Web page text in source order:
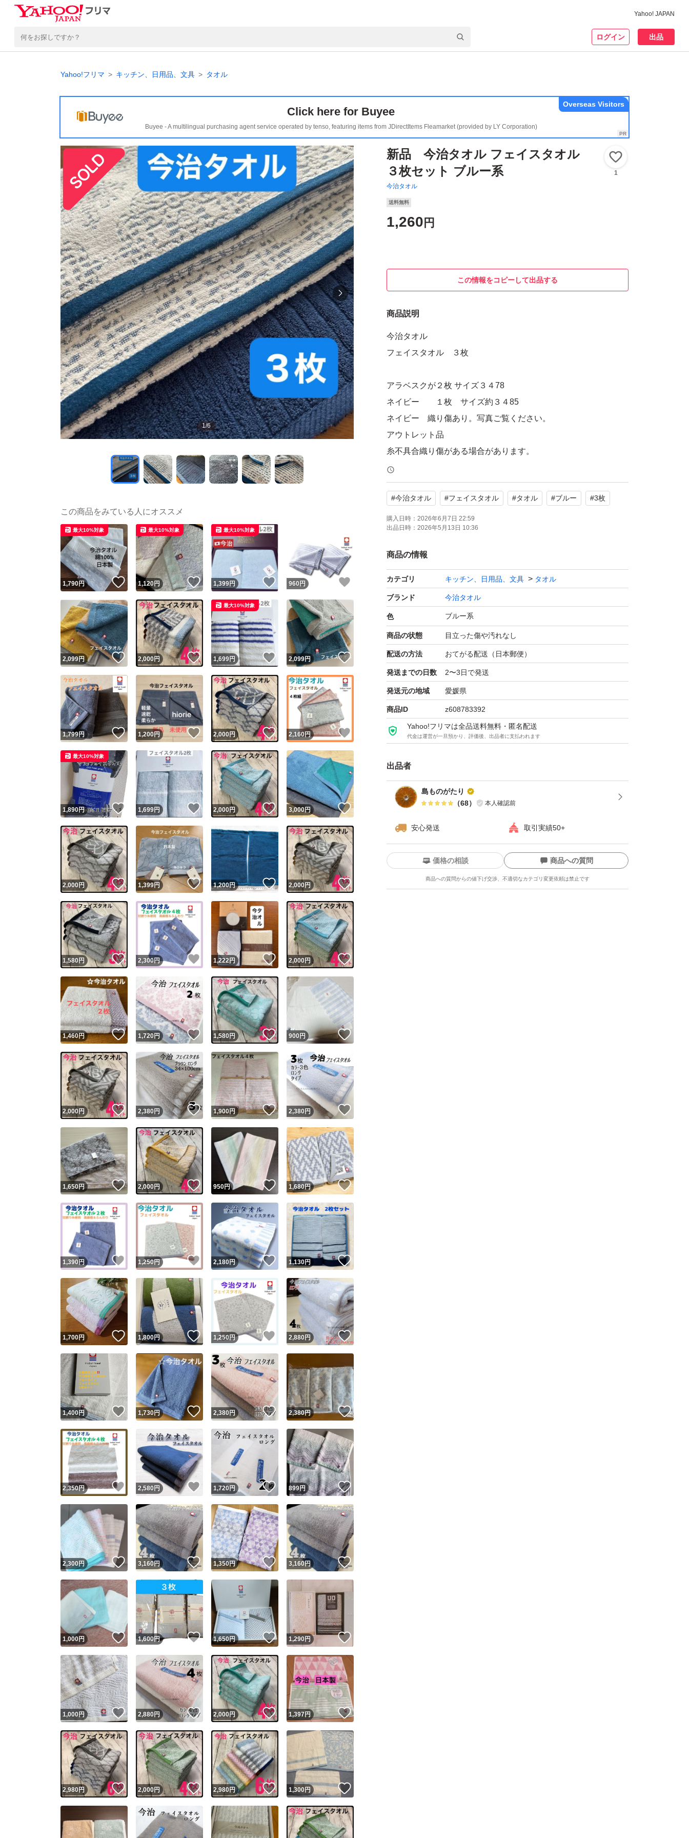
Yahoo! JAPAN
ログイン 出品
Yahoo!フリマ キッチン、日用品、文具 タオル
Click here for Buyee
Buyee - A multilingual purchasing agent service operated by tenso, featuring items from JDirectItems Fleamarket (provided by LY Corporation)
Overseas Visitors
1/6
新品 今治タオル フェイスタオル
３枚セット ブルー系
今治タオル
1
送料無料
1,260 円
この情報をコピーして出品する
商品説明
今治タオル
フェイスタオル ３枚
アラベスクが２枚 サイズ３４78
ネイビー １枚 サイズ約３４85
ネイビー 織り傷あり。写真ご覧ください。
アウトレット品
糸不具合織り傷がある場合があります。
自宅保管品にご理解頂ける方よろしくお願い致します。
【ブランド】今治タオル
【カテゴリ】タオル
【商品の状態】未使用
【カラー】ブルー系
【枚数】３枚
#今治タオル #フェイスタオル #タオル #ブルー #3枚
購入日時： 2026年6月7日 22:59
出品日時： 2026年5月13日 10:36
商品の情報
カテゴリ キッチン、日用品、文具 タオル
ブランド 今治タオル
色 ブルー系
商品の状態 目立った傷や汚れなし
配送の方法 おてがる配送（日本郵便）
発送までの日数 2〜3日で発送
発送元の地域 愛媛県
商品ID z608783392
Yahoo!フリマは全品送料無料・匿名配送
代金は運営が一旦預かり、評価後、出品者に支払われます
出品者
島ものがたり
（68） 本人確認前
安心発送 取引実績50+
ユーザーの実績について
Yahoo!フリマが定めた一定の基準を満たしたユーザーにバッジを付与しています
安心取引出品者
安心取引出品者 Yahoo!フリマの基準をクリアした安心・安全なユーザーです
取引実績
取引実績◯+ このユーザーはYahoo!フリマの取引を完了させた実績があります
他フリマ実績◯+ このユーザーは他フリマサービスでの取引実績があります
スピード&安心発送
※このバッジは実績に基づく表示であり、発送を保証しているものではありません
スピード＆安心発送
このユーザーは高頻度で24時間以内＆設定した発送日数内に発送してい
ます
このユーザーは高頻度で24時間以内に発送しています
安心発送 このユーザーは設定した発送日数内に発送しています
価格の相談 商品への質問
商品への質問からの値下げ交渉、不適切なカテゴリ変更依頼は禁止です
この商品の情報をコピーします
商品画像の無断転載は禁止されています
コピーは1商品につき1回です
出品ページへ
キャンセル
この商品をみている人にオススメ
1,790円 いいね！
最大10%対象
1,120円 いいね！
最大10%対象
1,399円 いいね！
最大10%対象
960 円
2,099円 いいね！
2,000円 いいね！
1,699円 いいね！
最大10%対象
2,099円
1,799円 いいね！
1,200円 いいね！
2,000円 いいね！
2,160円
1,890円 いいね！
最大10%対象
1,699円 いいね！
2,000円 いいね！
3,000円 いいね！
2,000円 いいね！
1,399円 いいね！
1,200円 いいね！
2,000円
1,580円 いいね！
2,300円 いいね！
1,222円 いいね！
2,000円
1,460円 いいね！
1,720円 いいね！
1,580 円 いいね！
900円
2,000円 いいね！
2,380円 いいね！
1,900円 いいね！
2,380円
1,650円 いいね！
2,000円 いいね！
950円 いいね！
1,680円 いいね！
1,390円 いいね！
1,250円 いいね！
2,180円 いいね！
1,130円
1,700円 いいね！
1,800円 いいね！
1,250円 いいね！
2,880円 いいね！
1,400円 いいね！
1,730円 いいね！
2,380円 いいね！
2,380円 いいね！
2,350円 いいね！
2,580円 いいね！
1,720円 いいね！
899円
2,300円 いいね！
3,160円 いいね！
1,350円 いいね！
3,160円
1,000円 いいね！
1,600円 いいね！
1,650円 いいね！
1,290円 いいね！
1,000円 いいね！
2,880円 いいね！
2,000円 いいね！
1,397円 いいね！
2,980円 いいね！
2,000円 いいね！
2,980円 いいね！
1,300円